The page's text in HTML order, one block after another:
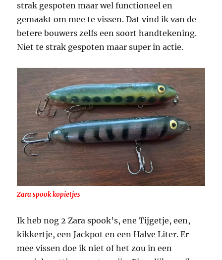
strak gespoten maar wel functioneel en
gemaakt om mee te vissen. Dat vind ik van de
betere bouwers zelfs een soort handtekening.
Niet te strak gespoten maar super in actie.
Zara spook kopietjes
Ik heb nog 2 Zara spook’s, ene Tijgetje, een,
kikkertje, een Jackpot en een Halve Liter. Er
mee vissen doe ik niet of het zou in een